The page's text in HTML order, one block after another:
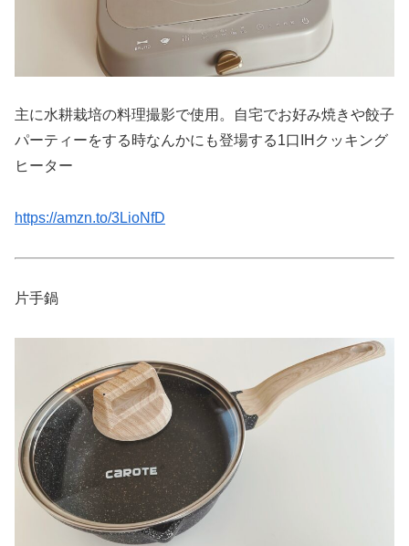
主に水耕栽培の料理撮影で使用。自宅でお好み焼きや餃子
パーティーをする時なんかにも登場する1口IHクッキング
ヒーター
https://amzn.to/3LioNfD
片手鍋